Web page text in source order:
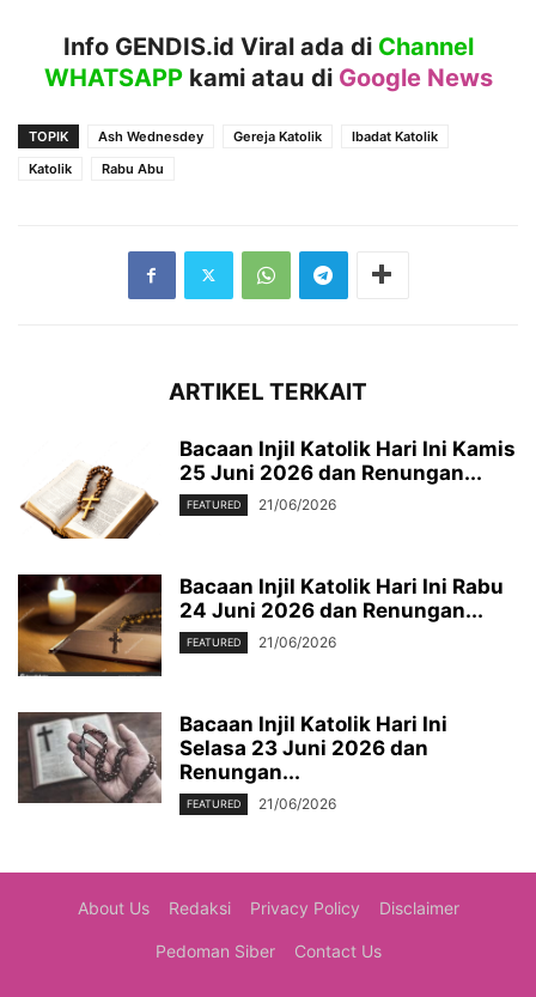
Info GENDIS.id Viral ada di Channel
WHATSAPPkami atau di Google News
TOPIK Ash Wednesdey Gereja Katolik
Ibadat Katolik
Katolik
Rabu Abu
ARTIKEL TERKAIT
Bacaan Injil Katolik Hari Ini Kamis
25 Juni 2026 dan Renungan...
FEATURED 21/06/2026
Bacaan Injil Katolik Hari Ini Rabu
24 Juni 2026 dan Renungan...
FEATURED 21/06/2026
Bacaan Injil Katolik Hari Ini
Selasa 23 Juni 2026 dan
Renungan...
FEATURED 21/06/2026
About Us Redaksi Privacy Policy Disclaimer
Pedoman Siber Contact Us